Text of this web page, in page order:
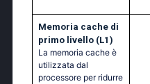
Memoria cache di
primo livello (L1)
La memoria cache è
utilizzata dal
processore per ridurre